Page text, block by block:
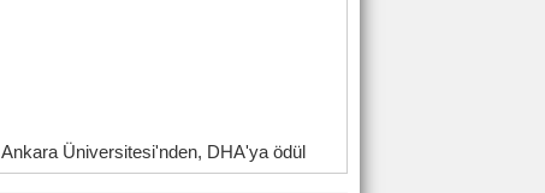
Ankara Üniversitesi'nden, DHA'ya ödül